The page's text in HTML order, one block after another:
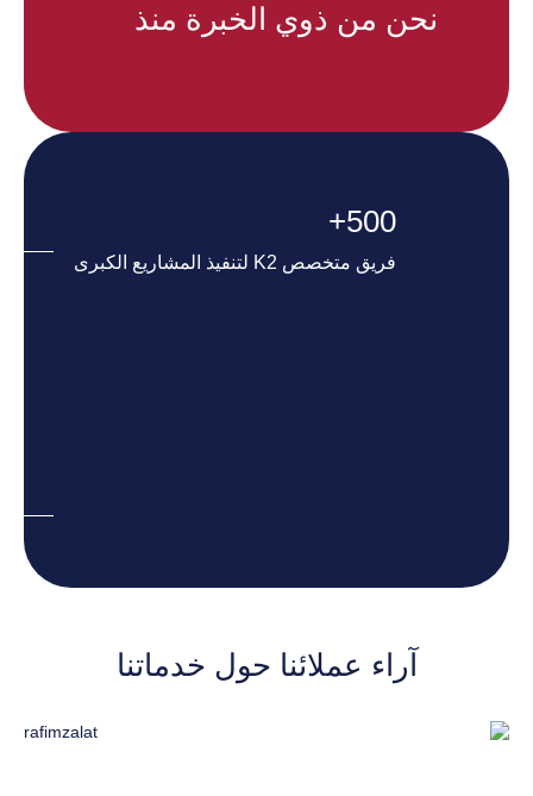
نحن من ذوي الخبرة منذ
500
+
فريق متخصص K2 لتنفيذ المشاريع الكبرى
آراء عملائنا حول خدماتنا